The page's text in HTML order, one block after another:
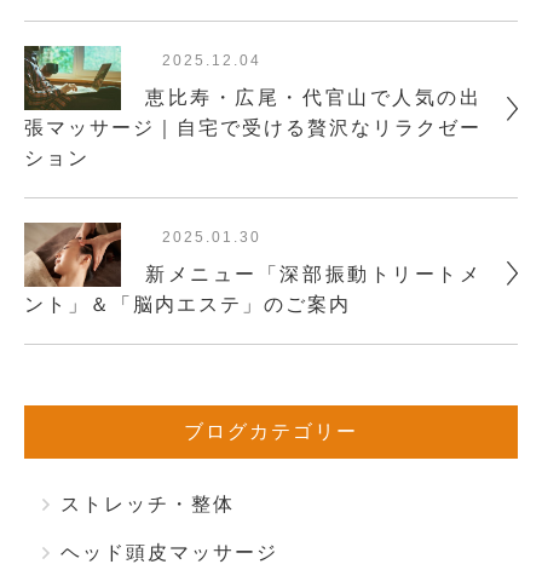
2025.12.04
恵比寿・広尾・代官山で人気の出
張マッサージ｜自宅で受ける贅沢なリラクゼー
ション
2025.01.30
新メニュー「深部振動トリートメ
ント」＆「脳内エステ」のご案内
ブログカテゴリー
ストレッチ・整体
ヘッド頭皮マッサージ